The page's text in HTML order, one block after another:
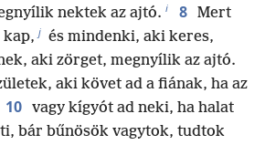
nektek az ajtó. i 8 Mert
j és mindenki, aki keres,
aki zörget, megnyílik az ajtó.
aki követ ad a fiának, ha az
10 vagy kígyót ad neki, ha halat
bár bűnösök vagytok, tudtok